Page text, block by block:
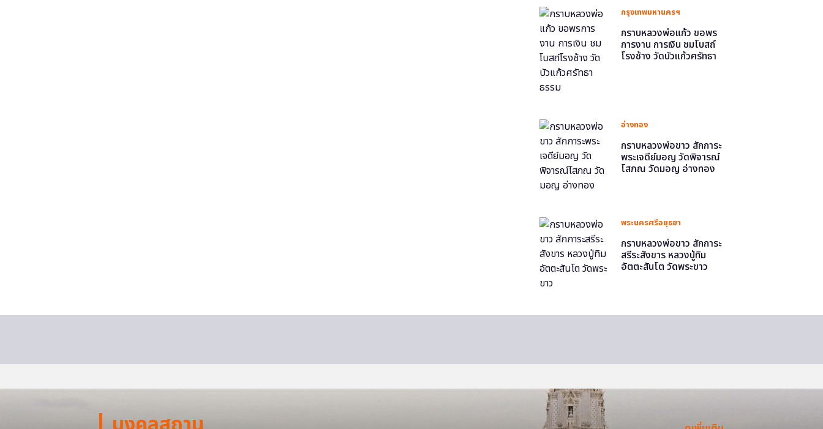
กรุงเทพมหานครฯ
กราบหลวงพ่อแก้ว ขอพร
การงาน การเงิน ชมโบสถ์
โรงช้าง วัดบัวแก้วศรัทธา
อ่างทอง
กราบหลวงพ่อขาว สักการะ
พระเจดีย์มอญ วัดพิจารณ์
โสภณ วัดมอญ อ่างทอง
พระนครศรีอยุธยา
กราบหลวงพ่อขาว สักการะ
สรีระสังขาร หลวงปู่ทิม
อัตตะสันโต วัดพระขาว